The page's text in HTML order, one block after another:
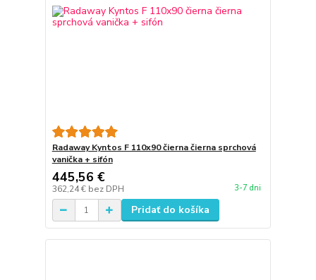
Radaway Kyntos F 110x90 čierna čierna sprchová
vanička + sifón
445,56 €
362,24 € bez DPH 3-7 dni
Pridať do košíka